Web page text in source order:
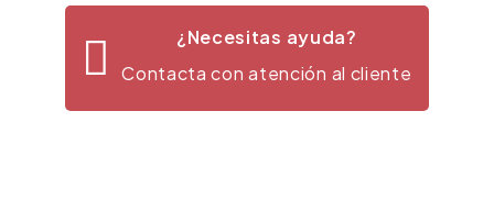
¿Necesitas ayuda?
Contacta con atención al cliente